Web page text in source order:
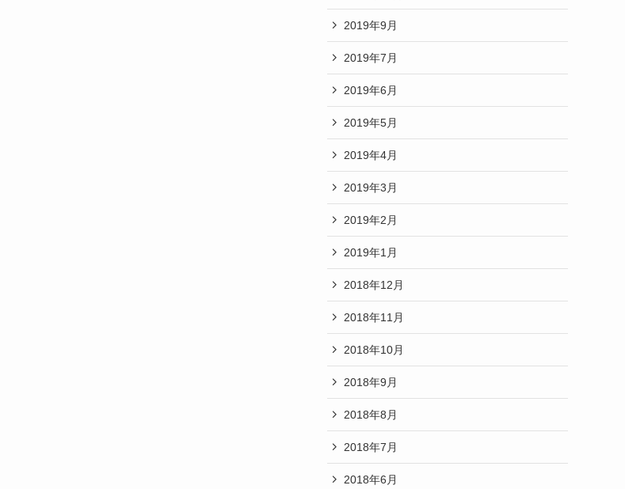
2019年9月
2019年7月
2019年6月
2019年5月
2019年4月
2019年3月
2019年2月
2019年1月
2018年12月
2018年11月
2018年10月
2018年9月
2018年8月
2018年7月
2018年6月